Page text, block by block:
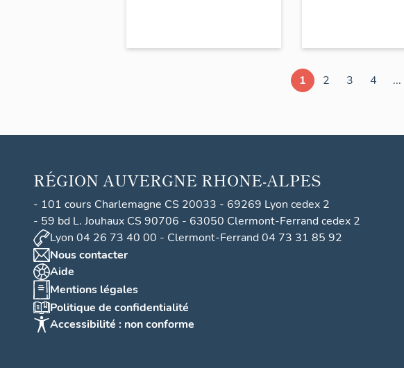
1 2 3 4 ...
RÉGION AUVERGNE RHONE-ALPES
- 101 cours Charlemagne CS 20033 - 69269 Lyon cedex 2
- 59 bd L. Jouhaux CS 90706 - 63050 Clermont-Ferrand cedex 2
Lyon 04 26 73 40 00 - Clermont-Ferrand 04 73 31 85 92
Nous contacter
Aide
Mentions légales
Politique de confidentialité
Accessibilité : non conforme